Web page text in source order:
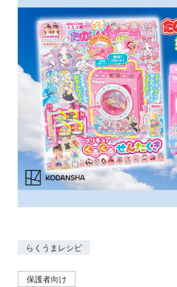
らくうまレシピ
保護者向け